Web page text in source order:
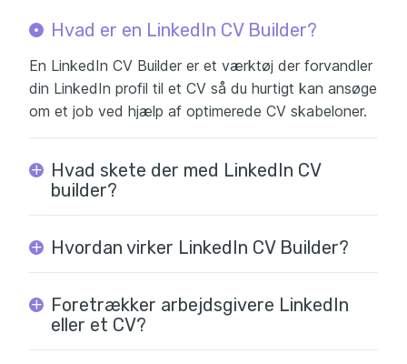
Hvad er en LinkedIn CV Builder?
En LinkedIn CV Builder er et værktøj der forvandler
din LinkedIn profil til et CV så du hurtigt kan ansøge
om et job ved hjælp af optimerede CV skabeloner.
Hvad skete der med LinkedIn CV
builder?
Hvordan virker LinkedIn CV Builder?
Foretrækker arbejdsgivere LinkedIn
eller et CV?